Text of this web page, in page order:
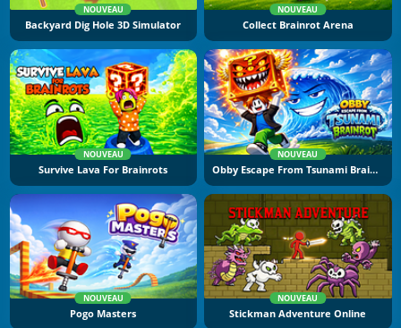
NOUVEAU
Backyard Dig Hole 3D Simulator
NOUVEAU
Collect Brainrot Arena
NOUVEAU
Survive Lava For Brainrots
NOUVEAU
Obby Escape From Tsunami Brainrot
NOUVEAU
Pogo Masters
NOUVEAU
Stickman Adventure Online